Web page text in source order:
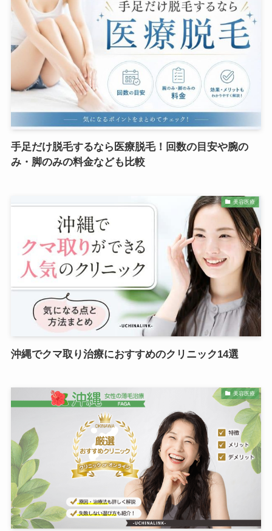
手足だけ脱毛するなら医療脱毛！回数の目安や腕の
み・脚のみの料金なども比較
美容医療
沖縄でクマ取り治療におすすめのクリニック14選
美容医療